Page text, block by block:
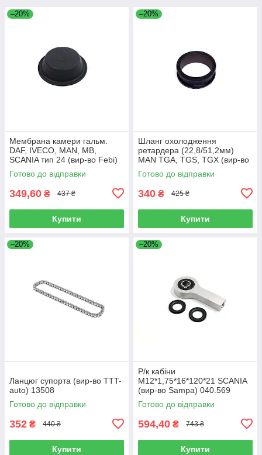
–20%
Мембрана камери гальм.
DAF, IVECO, MAN, MB,
SCANIA тип 24 (вир-во Febi)
07103
Готово до відправки
349,60 ₴ 437 ₴
Купити
–20%
Шланг охолодження
ретардера (22,8/51,2мм)
MAN TGA, TGS, TGX (вир-во
Sampa) 023.258
Готово до відправки
340 ₴ 425 ₴
Купити
–20%
Ланцюг супорта (вир-во TTT-
auto) 13508
Готово до відправки
352 ₴ 440 ₴
Купити
–20%
Р/к кабіни
M12*1,75*16*120*21 SCANIA
(вир-во Sampa) 040.569
Готово до відправки
594,40 ₴ 743 ₴
Купити